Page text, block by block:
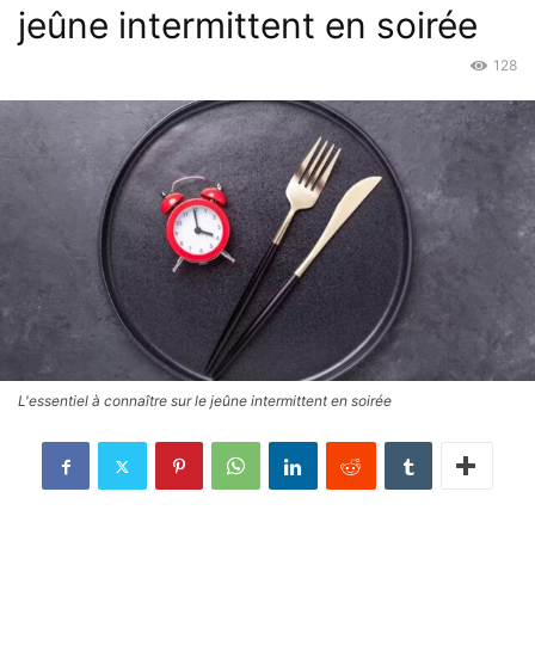
jeûne intermittent en soirée
128
L'essentiel à connaître sur le jeûne intermittent en soirée